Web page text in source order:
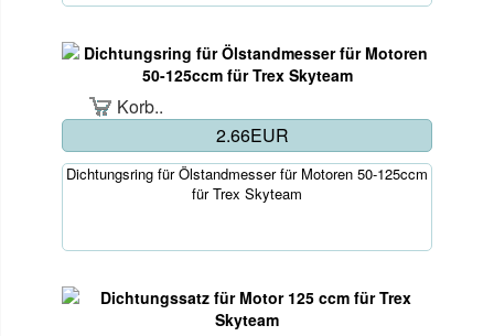
Korb..
2.66EUR
Dichtungsring für Ölstandmesser für Motoren 50-125ccm
für Trex Skyteam